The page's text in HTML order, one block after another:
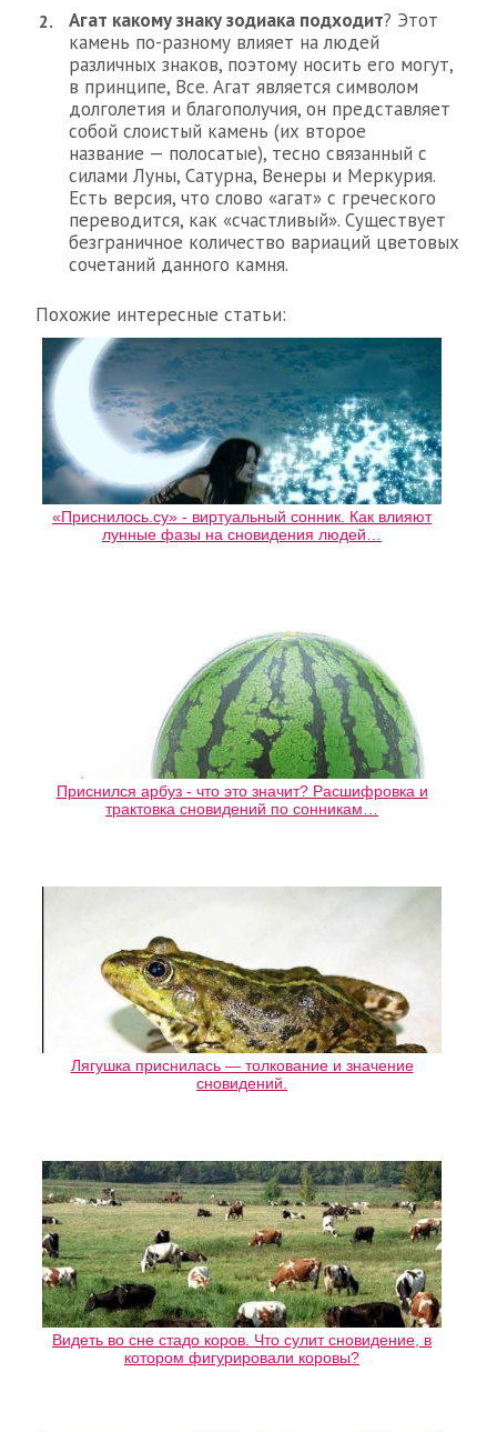
Агат какому знаку зодиака подходит? Этот
камень по-разному влияет на людей
различных знаков, поэтому носить его могут,
в принципе, Все. Агат является символом
долголетия и благополучия, он представляет
собой слоистый камень (их второе
название — полосатые), тесно связанный с
силами Луны, Сатурна, Венеры и Меркурия.
Есть версия, что слово «агат» с греческого
переводится, как «счастливый». Существует
безграничное количество вариаций цветовых
сочетаний данного камня.
Похожие интересные статьи:
«Приснилось.су» - виртуальный сонник. Как влияют
лунные фазы на сновидения людей…
Приснился арбуз - что это значит? Расшифровка и
трактовка сновидений по сонникам…
Лягушка приснилась — толкование и значение
сновидений.
Видеть во сне стадо коров. Что сулит сновидение, в
котором фигурировали коровы?